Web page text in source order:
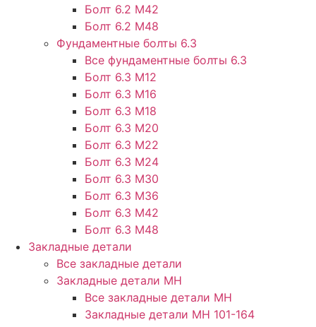
Болт 6.2 М42
Болт 6.2 М48
Фундаментные болты 6.3
Все фундаментные болты 6.3
Болт 6.3 М12
Болт 6.3 М16
Болт 6.3 М18
Болт 6.3 М20
Болт 6.3 М22
Болт 6.3 М24
Болт 6.3 М30
Болт 6.3 М36
Болт 6.3 М42
Болт 6.3 М48
Закладные детали
Все закладные детали
Закладные детали МН
Все закладные детали МН
Закладные детали МН 101-164